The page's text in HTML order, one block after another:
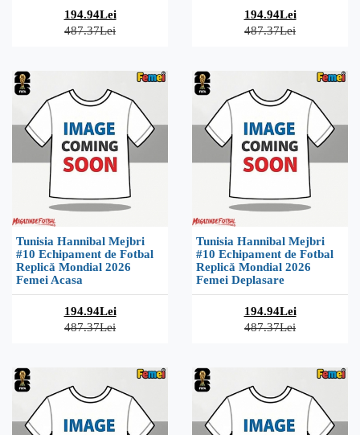
194.94Lei
487.37Lei
194.94Lei
487.37Lei
Tunisia Hannibal Mejbri
#10 Echipament de Fotbal
Replică Mondial 2026
Femei Acasa
194.94Lei
487.37Lei
Tunisia Hannibal Mejbri
#10 Echipament de Fotbal
Replică Mondial 2026
Femei Deplasare
194.94Lei
487.37Lei